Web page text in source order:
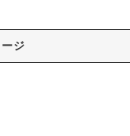
ジ